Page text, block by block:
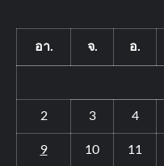
อา. จ. อ.
2 3 4
9 10 11